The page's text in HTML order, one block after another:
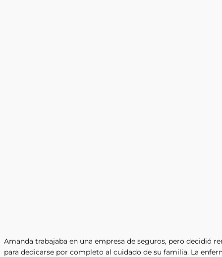
Amanda trabajaba en una empresa de seguros, pero decidió
para dedicarse por completo al cuidado de su familia. La